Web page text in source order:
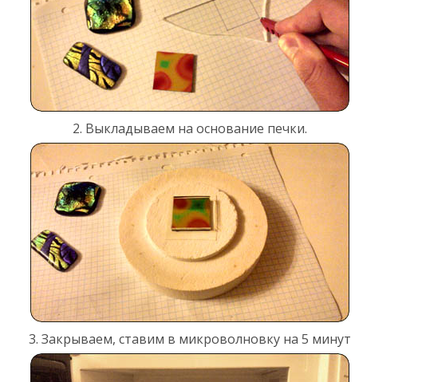
2. Выкладываем на основание печки.
3. Закрываем, ставим в микроволновку на 5 минут